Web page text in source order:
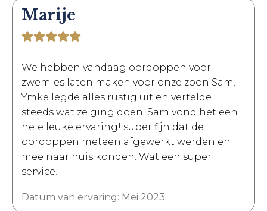
Marije
We hebben vandaag oordoppen voor
zwemles laten maken voor onze zoon Sam.
Ymke legde alles rustig uit en vertelde
steeds wat ze ging doen. Sam vond het een
hele leuke ervaring! super fijn dat de
oordoppen meteen afgewerkt werden en
mee naar huis konden. Wat een super
service!
Datum van ervaring: Mei 2023